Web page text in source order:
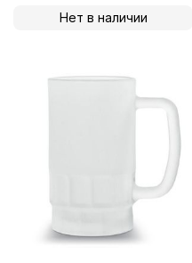
Нет в наличии